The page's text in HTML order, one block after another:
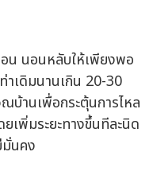
น นอนหลับให้เพียงพอ
าเดิมนานเกิน 20-30
บ้านเพื่อกระตุ้นการไหล
เพิ่มระยะทางขึ้นทีละนิด
มั่นคง